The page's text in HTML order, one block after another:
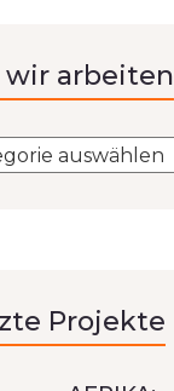
wir arbeiten
Projekte